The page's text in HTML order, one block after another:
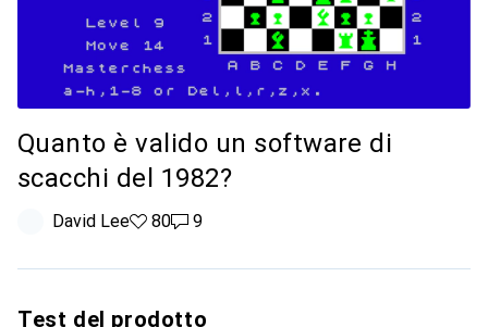
Quanto è valido un software di
scacchi del 1982?
David Lee80 like
809 commenti
9
Test del prodotto